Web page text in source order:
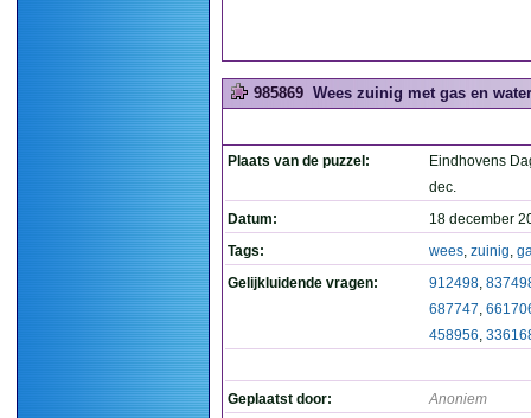
985869 Wees zuinig met gas en
Plaats van de puzzel:
Eindhovens
dec.
Datum:
18 december
Tags:
wees, zuinig,
Gelijkluidende vragen:
912498,
687747,
458956,
Geplaatst door: Anoniem